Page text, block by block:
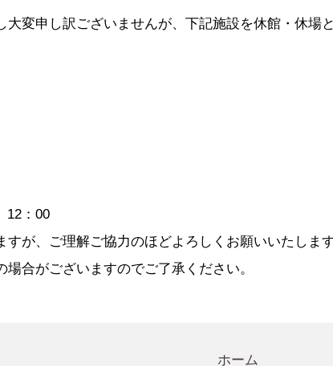
規程
●事業計画
年団諸規定
変申し訳ございませんが、下記施設を休館・休場と
12：00
が、ご理解ご協力のほどよろしくお願いいたします
合がございますのでご了承ください。
ホーム